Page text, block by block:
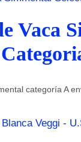
Vaca
categoría A